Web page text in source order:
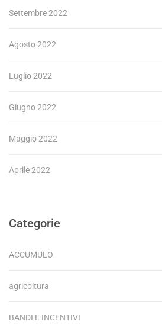
Settembre 2022
Agosto 2022
Luglio 2022
Giugno 2022
Maggio 2022
Aprile 2022
Categorie
ACCUMULO
agricoltura
BANDI E INCENTIVI